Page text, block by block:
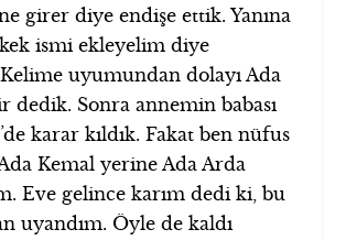
girer diye endişe ettik. Yanına
ismi ekleyelim diye
uyumundan dolayı Ada
dedik. Sonra annemin babası
karar kıldık. Fakat ben nüfus
Kemal yerine Ada Arda
Eve gelince karım dedi ki, bu
uyandım. Öyle de kaldı